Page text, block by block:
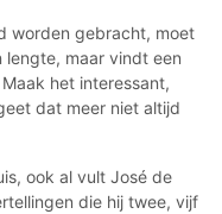
worden gebracht, moet
maar vindt een
het interessant,
dat meer niet altijd
ook al vult José de
die hij twee, vijf